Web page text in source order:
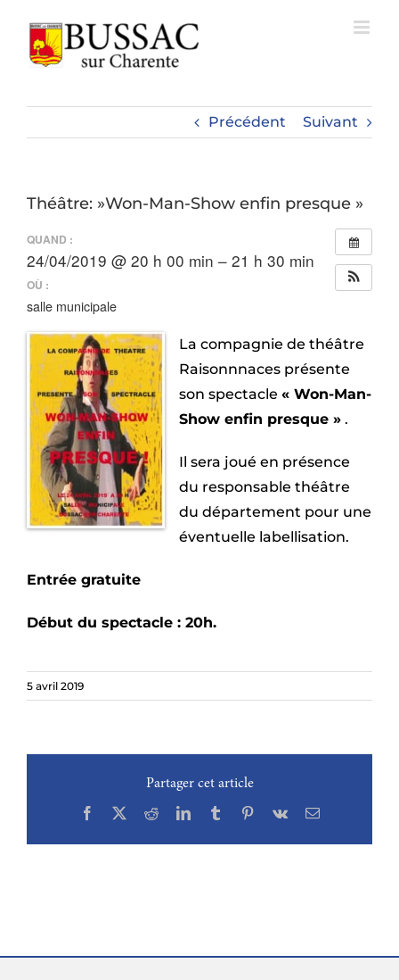
contenu
Précédent Suivant
Théâtre: »Won-Man-Show enfin presque »
QUAND :
24/04/2019 @ 20 h 00 min – 21 h 30 min
OÙ :
salle municipale
La compagnie de théâtre
Raisonnnaces présente
son spectacle« Won-Man-
Show enfin presque » .
Il sera joué en présence
du responsable théâtre
du département pour une
éventuelle labellisation.
Entrée gratuite
Début du spectacle : 20h.
5 avril 2019
Partager cet article
Facebook
X RedditLinkedInTumblrPinterest
Vk Email